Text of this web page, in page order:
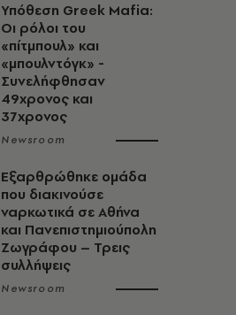
Υπόθεση Greek Mafia:
Οι ρόλοι του
«πίτμπουλ» και
«μπουλντόγκ» -
Συνελήφθησαν
49χρονος και
37χρονος
Newsroom
Εξαρθρώθηκε ομάδα
που διακινούσε
ναρκωτικά σε Αθήνα
και Πανεπιστημιούπολη
Ζωγράφου – Τρεις
συλλήψεις
Newsroom